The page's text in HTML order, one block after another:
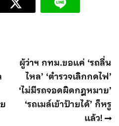
ผู้ว่าฯ กทม.ขอแค่ ‘รถลื่น
ไหล’ ‘ตำรวจเลิกกดไฟ’
‘ไม่มีรถจอดผิดกฎหมาย’
‘รถเมล์เข้าป้ายได้’ ก็หรู
แล้ว!